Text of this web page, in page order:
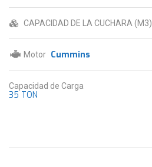
CAPACIDAD DE LA CUCHARA (M3)
Motor Cummins
Capacidad de Carga
35 TON